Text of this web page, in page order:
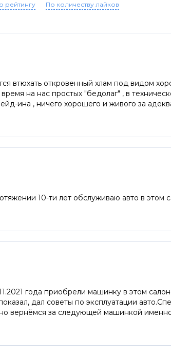
рейтингу По количеству лайков
втюхать откровенный хлам под видом
на нас простых "бедолаг" , в
держитесь подальше
10-ти лет обслуживаю авто в этом
года приобрели машинку в этом
дал советы по эксплуатации
вернёмся за следующей машинкой